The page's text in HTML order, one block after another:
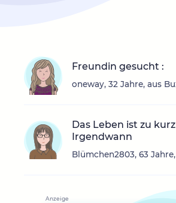
Freundin gesucht :
oneway, 32 Jahre, aus
Das Leben ist zu
Irgendwann
Blümchen2803, 63